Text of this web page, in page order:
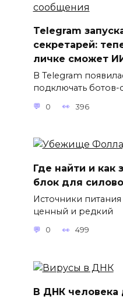
Telegram
секретарей:
личке сможет
В Telegram
подключать ботов-
0 396
Где найти и как
блок для
Источники
ценный и редкий
0 499
В ДНК человека